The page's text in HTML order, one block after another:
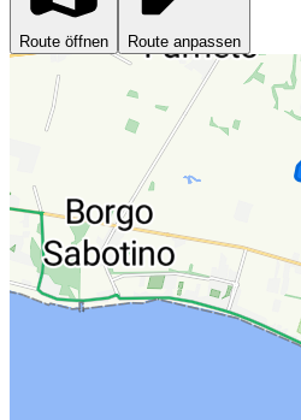
Route öffnen Route anpassen